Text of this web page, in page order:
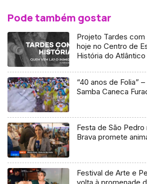
Pode também gostar
Projeto Tardes com
hoje no Centro de
História do Atlântico
“40 anos de Folia”
Samba Caneca
Festa de São Pedro
Brava promete
Festival de Arte e
volta à promenade